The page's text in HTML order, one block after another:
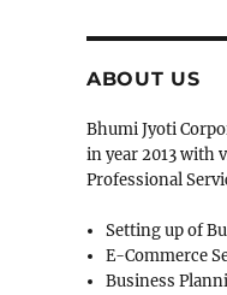
ABOUT US
Bhumi Jyoti
in year 2013 with
Professional
Setting up of
E-Commerce
Business